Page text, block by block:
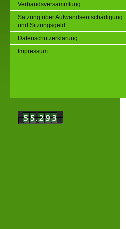
Verbandsversammlung
Satzung über Aufwandsentschädigung
und Sitzungsgeld
Datenschutzerklärung
Impressum